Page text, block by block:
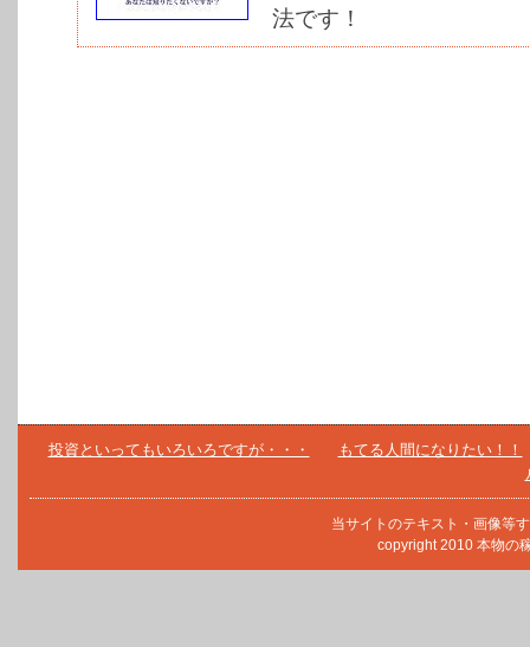
法です！
投資といってもいろいろですが・・・
もてる人間になりたい！！
当サイトのテキスト・画像等
copyright 2010 本物の